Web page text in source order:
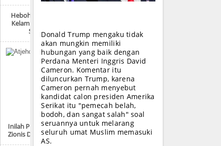
Heboh ‘Survei’ Ukur
Kelamin Siswa SMP
Sabang
Inilah Produk-Produk
Zionis Di Sekitar Anda
Donald Trump mengaku tidak
akan mungkin memiliki
hubungan yang baik dengan
Perdana Menteri Inggris David
Cameron. Komentar itu
diluncurkan Trump, karena
Cameron pernah menyebut
kandidat calon presiden Amerika
Serikat itu "pemecah belah,
bodoh, dan sangat salah" soal
seruannya untuk melarang
seluruh umat Muslim memasuki
AS.